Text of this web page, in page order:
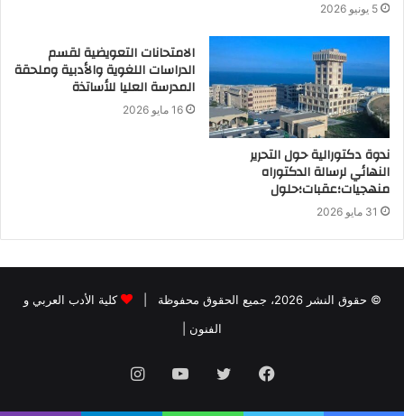
5 يونيو 2026
ندوة دكتورالية حول التحرير
النهائي لرسالة الدكتوراه
منهجيات؛عقبات؛حلول
31 مايو 2026
الامتحانات التعويضية لقسم
الدراسات اللغوية والأدبية وملحقة
المدرسة العليا للأساتذة
16 مايو 2026
© حقوق النشر 2026، جميع الحقوق محفوظة |
كلية الأدب العربي و
الفنون
فيسبوك تويتر يوتيوبانستقرام